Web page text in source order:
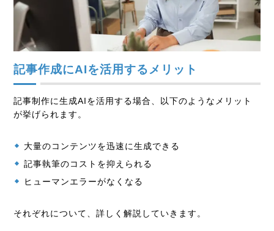
記事作成にAIを活用するメリット
記事制作に生成AIを活用する場合、以下のようなメリット
が挙げられます。
大量のコンテンツを迅速に生成できる
記事執筆のコストを抑えられる
ヒューマンエラーがなくなる
それぞれについて、詳しく解説していきます。